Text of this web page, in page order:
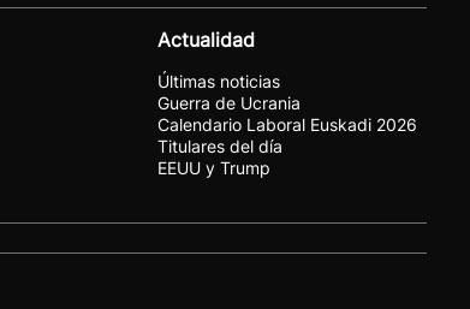
Actualidad
Últimas noticias
Guerra de Ucrania
Calendario Laboral Euskadi 2026
Titulares del día
EEUU y Trump